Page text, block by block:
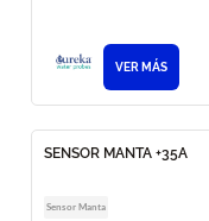
VER MÁS
SENSOR MANTA +35A
Sensor Manta